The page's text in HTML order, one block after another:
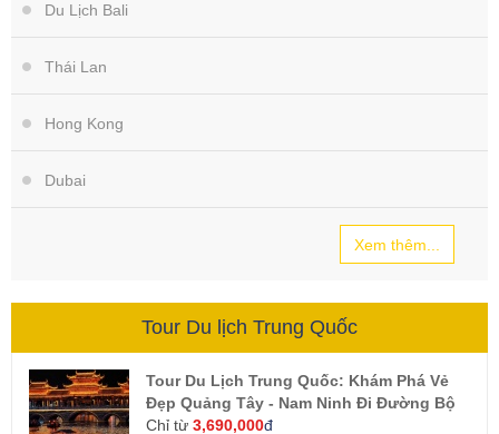
Du Lịch Bali
Thái Lan
Hong Kong
Dubai
Xem thêm...
Tour Du lịch Trung Quốc
Tour Du Lịch Trung Quốc: Khám Phá Vẻ
Đẹp Quảng Tây - Nam Ninh Đi Đường Bộ
Chỉ từ 3,690,000đ